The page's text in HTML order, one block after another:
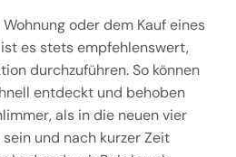
oder dem Kauf eines
es stets empfehlenswert,
durchzuführen. So können
entdeckt und behoben
als in die neuen vier
und nach kurzer Zeit